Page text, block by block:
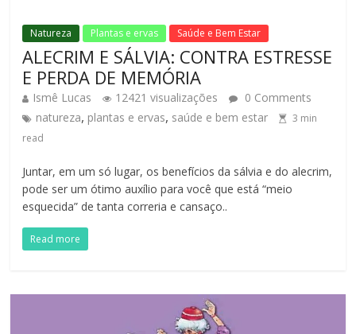
Natureza Plantas e ervas Saúde e Bem Estar
ALECRIM E SÁLVIA: CONTRA ESTRESSE
E PERDA DE MEMÓRIA
Ismê Lucas 12421 visualizações
0 Comments
natureza, plantas e ervas, saúde e bem estar 3 min
read
Juntar, em um só lugar, os benefícios da sálvia e do alecrim,
pode ser um ótimo auxílio para você que está “meio
esquecida” de tanta correria e cansaço..
Read more